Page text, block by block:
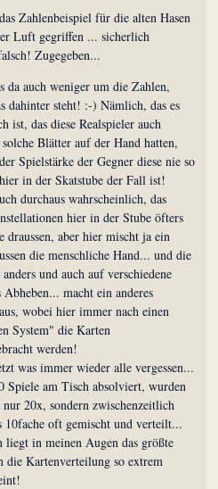
Zahlenbeispiel für die alten Hasen
Luft gegriffen ... sicherlich
Zugegeben...
da auch weniger um die Zahlen,
dahinter steht! :-) Nämlich, das es
ist, das diese Realspieler auch
Blätter auf der Hand hatten,
Spielstärke der Gegner diese nie so
in der Skatstube der Fall ist!
durchaus wahrscheinlich, das
hier in der Stube öfters
draussen, aber hier mischt ja ein
die menschliche Hand... und die
und auch auf verschiedene
macht ein anderes
wobei hier immer nach einen
System" die Karten
werden!
was immer wieder alle vergessen...
Spiele am Tisch absolviert, wurden
20x, sondern zwischenzeitlich
10fache oft gemischt und verteilt...
liegt in meinen Augen das größte
die Kartenverteilung so extrem